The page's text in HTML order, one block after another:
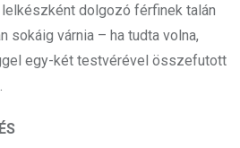
lelkészként dolgozó férfinek talán
sokáig várnia – ha tudta volna,
egy-két testvérével összefutott